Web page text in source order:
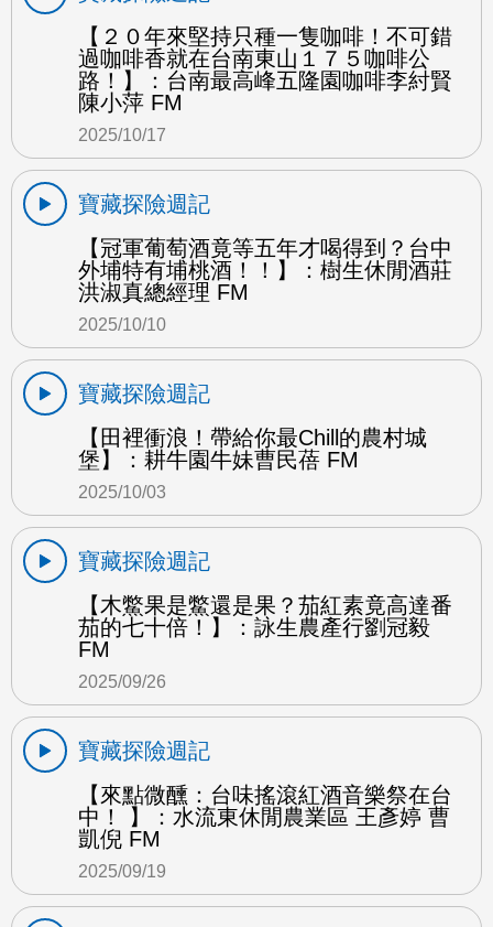
【２０年來堅持只種一隻咖啡！不可錯
過咖啡香就在台南東山１７５咖啡公
路！】：台南最高峰五隆園咖啡李紂賢
陳小萍 FM
2025/10/17
寶藏探險週記
【冠軍葡萄酒竟等五年才喝得到？台中
外埔特有埔桃酒！！】：樹生休閒酒莊
洪淑真總經理 FM
2025/10/10
寶藏探險週記
【田裡衝浪！帶給你最Chill的農村城
堡】：耕牛園牛妹曹民蓓 FM
2025/10/03
寶藏探險週記
【木鱉果是鱉還是果？茄紅素竟高達番
茄的七十倍！】：詠生農產行劉冠毅
FM
2025/09/26
寶藏探險週記
【來點微醺：台味搖滾紅酒音樂祭在台
中！ 】：水流東休閒農業區 王彥婷 曹
凱倪 FM
2025/09/19